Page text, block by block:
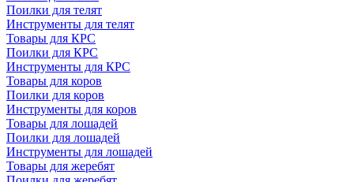
Поилки для телят
Инструменты для телят
Товары для КРС
Поилки для КРС
Инструменты для КРС
Товары для коров
Поилки для коров
Инструменты для коров
Товары для лошадей
Поилки для лошадей
Инструменты для лошадей
Товары для жеребят